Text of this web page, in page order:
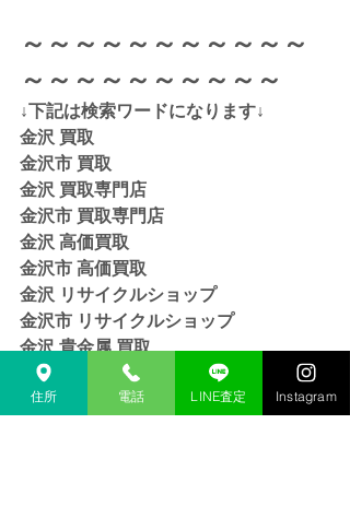
～～～～～～～～～～～
～～～～～～～～～～
↓下記は検索ワードになります↓
金沢 買取
金沢市 買取
金沢 買取専門店
金沢市 買取専門店
金沢 高価買取
金沢市 高価買取
金沢 リサイクルショップ
金沢市 リサイクルショップ
金沢 貴金属 買取
金沢市 貴金属 買取
金沢 金 買取
住所 電話 LINE査定 Instagram